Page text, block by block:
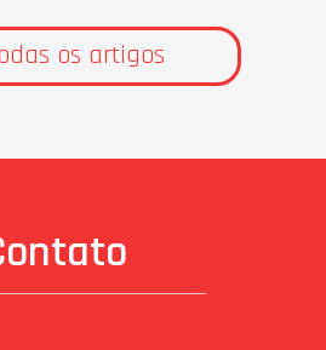
os artigos